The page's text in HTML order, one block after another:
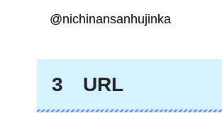
@nichinansanhujinka
3 URL